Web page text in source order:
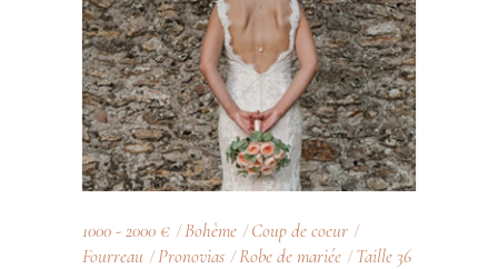
1000 - 2000 € Bohème
Coup de coeur
Fourreau
Pronovias Robe de mariée Taille 36